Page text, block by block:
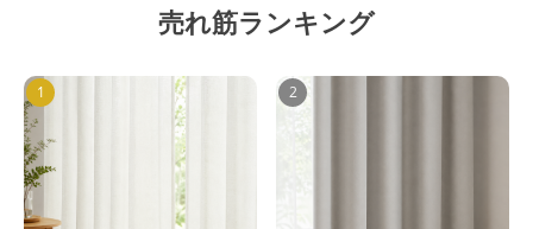
売れ筋ランキング
1 2